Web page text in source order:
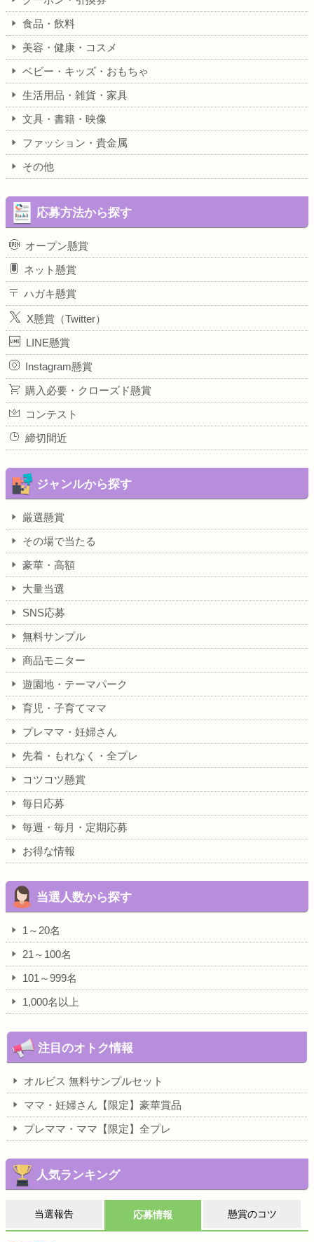
食品・飲料
美容・健康・コスメ
ベビー・キッズ・おもちゃ
生活用品・雑貨・家具
文具・書籍・映像
ファッション・貴金属
その他
応募方法から探す
オープン懸賞
ネット懸賞
ハガキ懸賞
X懸賞（Twitter）
LINE懸賞
Instagram懸賞
購入必要・クローズド懸賞
コンテスト
締切間近
ジャンルから探す
厳選懸賞
その場で当たる
豪華・高額
大量当選
SNS応募
無料サンプル
商品モニター
遊園地・テーマパーク
育児・子育てママ
プレママ・妊婦さん
先着・もれなく・全プレ
コツコツ懸賞
毎日応募
毎週・毎月・定期応募
お得な情報
当選人数から探す
1～20名
21～100名
101～999名
1,000名以上
注目のオトク情報
オルビス 無料サンプルセット
ママ・妊婦さん【限定】豪華賞品
プレママ・ママ【限定】全プレ
人気ランキング
当選報告 応募情報 懸賞のコツ